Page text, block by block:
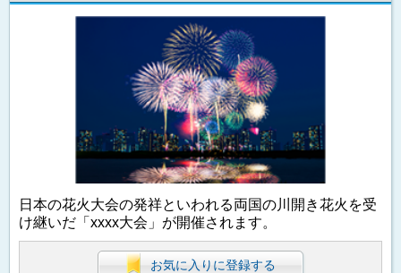
日本の花火大会の発祥といわれる両国の川開き花火を受
け継いだ「xxxx大会」が開催されます。
お気に入りに登録する